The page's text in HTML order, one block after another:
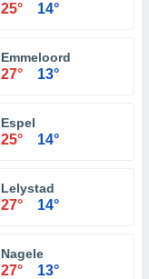
25° 14°
Emmeloord
27° 13°
Espel
25° 14°
Lelystad
27° 14°
Nagele
27° 13°